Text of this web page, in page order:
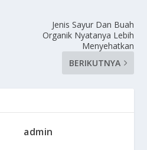
Jenis Sayur Dan Buah
Organik Nyatanya Lebih
Menyehatkan
BERIKUTNYA
admin